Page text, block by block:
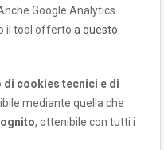
Google Analytics
il tool offerto a questo
di cookies tecnici e di
mediante quella che
, ottenibile con tutti i